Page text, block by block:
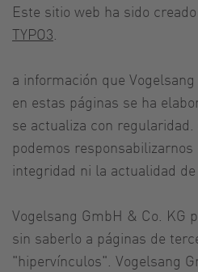
Este sitio web ha sido
TYPO3
a información que
en estas páginas se ha
se actualiza con
podemos responsabilizarnos
integridad ni la actualidad de
Vogelsang GmbH & Co. KG
sin saberlo a páginas de
"hipervínculos". Vogelsang